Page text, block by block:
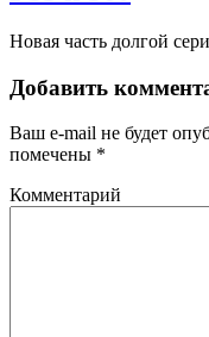
Новая часть долгой
Добавить
Ваш e-mail не будет
помечены *
Комментарий